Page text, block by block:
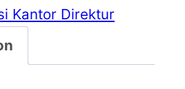
Kantor Direktur